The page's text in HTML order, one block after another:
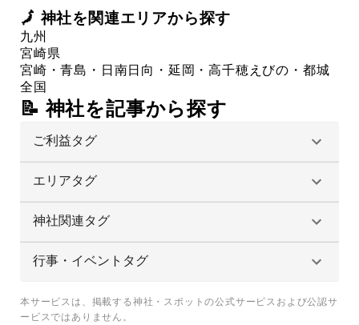
🗾神社を関連エリアから探す
九州
宮崎県
宮崎・青島・日南日向・延岡・高千穂 えびの・都城
全国
📝 神社を記事から探す
ご利益タグ
エリアタグ
神社関連タグ
行事・イベントタグ
本サービスは、掲載する神社・スポットの公式サービスおよび公認サ
ービスではありません。